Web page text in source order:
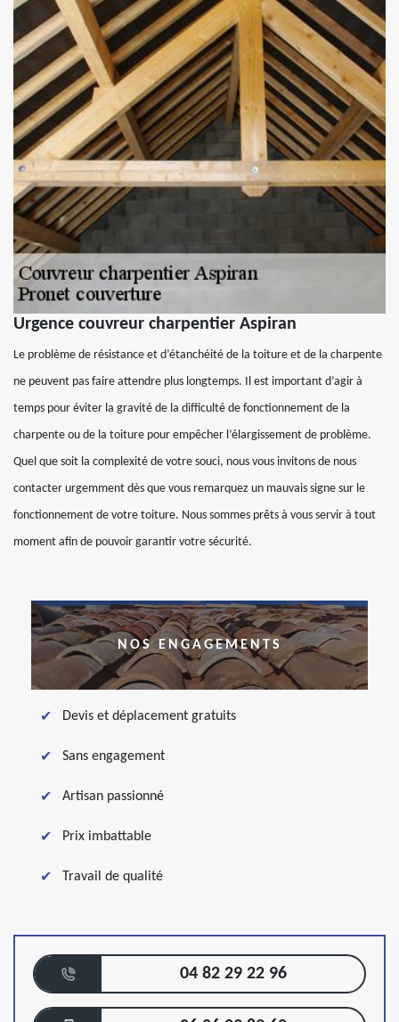
Urgence couvreur charpentier Aspiran
Le problème de résistance et d’étanchéité de la toiture et de la charpente
ne peuvent pas faire attendre plus longtemps. Il est important d’agir à
temps pour éviter la gravité de la difficulté de fonctionnement de la
charpente ou de la toiture pour empêcher l’élargissement de problème.
Quel que soit la complexité de votre souci, nous vous invitons de nous
contacter urgemment dès que vous remarquez un mauvais signe sur le
fonctionnement de votre toiture. Nous sommes prêts à vous servir à tout
moment afin de pouvoir garantir votre sécurité.
NOS ENGAGEMENTS
Devis et déplacement gratuits
Sans engagement
Artisan passionné
Prix imbattable
Travail de qualité
04 82 29 22 96